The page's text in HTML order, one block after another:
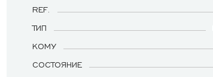
REF.
ТИП
КОМУ
СОСТОЯНИЕ